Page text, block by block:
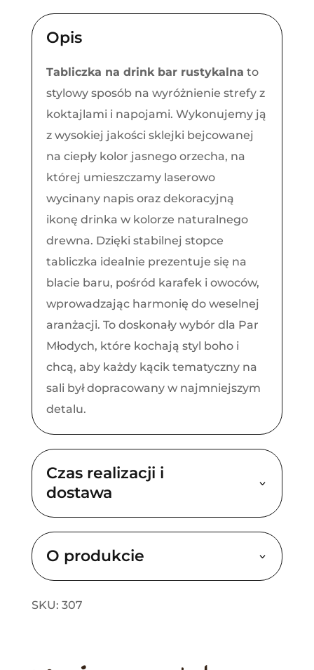
drink
bar
rustykalna
Opis
Tabliczka na drink bar rustykalna to
stylowy sposób na wyróżnienie strefy z
koktajlami i napojami. Wykonujemy ją
z wysokiej jakości sklejki bejcowanej
na ciepły kolor jasnego orzecha, na
której umieszczamy laserowo
wycinany napis oraz dekoracyjną
ikonę drinka w kolorze naturalnego
drewna. Dzięki stabilnej stopce
tabliczka idealnie prezentuje się na
blacie baru, pośród karafek i owoców,
wprowadzając harmonię do weselnej
aranżacji. To doskonały wybór dla Par
Młodych, które kochają styl boho i
chcą, aby każdy kącik tematyczny na
sali był dopracowany w najmniejszym
detalu.
Czas realizacji i
dostawa
O produkcie
SKU: 307